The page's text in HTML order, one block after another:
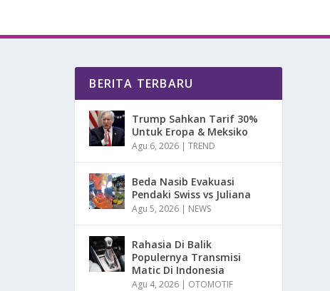
BERITA TERBARU
Trump Sahkan Tarif 30%
Untuk Eropa & Meksiko
Agu 6, 2026 |TREND
Beda Nasib Evakuasi
Pendaki Swiss vs Juliana
Agu 5, 2026 | NEWS
Rahasia Di Balik
Populernya Transmisi
Matic Di Indonesia
Agu 4, 2026 | OTOMOTIF